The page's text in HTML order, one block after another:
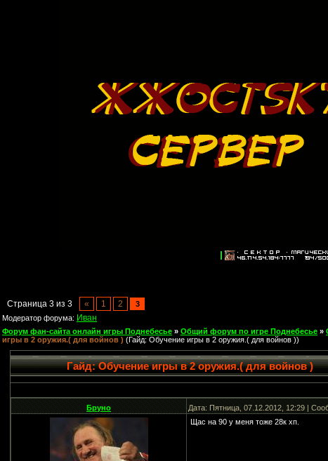
Страница 3 из 3 « 1 2
3
Модератор форума: Иван
Форум фан-сайта онлайн игры Поднебесье » Общий форум по игре Поднебесье »
игры в 2 оружия.( для войнов ) (Гайд: Обучение игры в 2 оружия.( для войнов ))
Гайд: Обучение игры в 2 оружия.( для войнов )
Бруно Дата: Пятница, 07.12.2012, 12:29 |
Щас на 90 у меня тоже 28к хп.